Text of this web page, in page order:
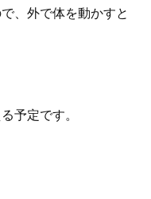
、外で体を動かすと
予定です。